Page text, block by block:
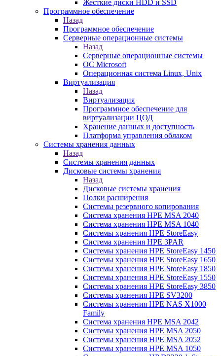
Жесткие диски HDD и SSD
Программное обеспечение
Назад
Программное обеспечение
Серверные операционные системы
Назад
Серверные операционные системы
ОС Microsoft
Операционная система Linux, Unix
Виртуализация
Назад
Виртуализация
Программное обеспечение для
виртуализации ЦОД
Хранение данных и доступность
Платформа управления облаком
Системы хранения данных
Назад
Системы хранения данных
Дисковые системы хранения
Назад
Дисковые системы хранения
Полки расширения
Системы резервного копирования
Система хранения HPE MSA 2040
Система хранения HPE MSA 1040
Системы хранения HPE StoreEasy
Система хранения HPE 3PAR
Системы хранения HPE StoreEasy 1450
Системы хранения HPE StoreEasy 1650
Системы хранения HPE StoreEasy 1850
Системы хранения HPE StoreEasy 1550
Системы хранения HPE StoreEasy 3850
Системы хранения HPE SV3200
Системы хранения HPE NAS X1000
Family
Система хранения HPE MSA 2042
Системы хранения HPE MSA 2050
Системы хранения HPE MSA 2052
Системы хранения HPE MSA 1050